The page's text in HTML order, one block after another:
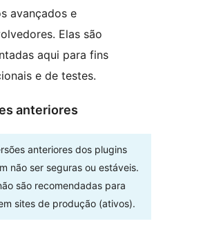
avançados e
Elas são
aqui para fins
e de testes.
anteriores
anteriores dos plugins
não ser seguras ou estáveis.
são recomendadas para
sites de produção (ativos).